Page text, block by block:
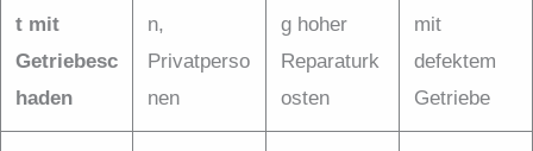
t mit
Getriebesc
haden
n,
Privatperso
nen
g hoher
Reparaturk
osten
mit
defektem
Getriebe